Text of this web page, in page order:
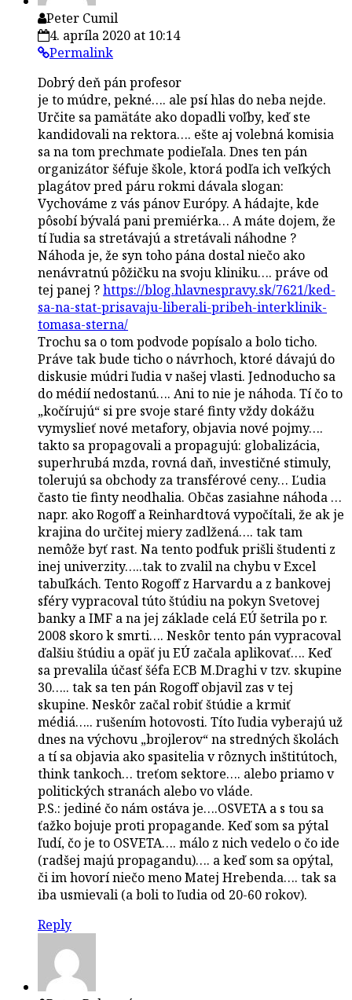
Peter Cumil
4. apríla 2020 at 10:14
Permalink
Dobrý deň pán profesor
je to múdre, pekné…. ale psí hlas do neba nejde.
Určite sa pamätáte ako dopadli voľby, keď ste
kandidovali na rektora…. ešte aj volebná komisia
sa na tom prechmate podieľala. Dnes ten pán
organizátor šéfuje škole, ktorá podľa ich veľkých
plagátov pred páru rokmi dávala slogan:
Vychováme z vás pánov Európy. A hádajte, kde
pôsobí bývalá pani premiérka… A máte dojem, že
tí ľudia sa stretávajú a stretávali náhodne ?
Náhoda je, že syn toho pána dostal niečo ako
nenávratnú pôžičku na svoju kliniku…. práve od
tej panej ?https://blog.hlavnespravy.sk/7621/ked-
sa-na-stat-prisavaju-liberali-pribeh-interklinik-
tomasa-sterna/
Trochu sa o tom podvode popísalo a bolo ticho.
Práve tak bude ticho o návrhoch, ktoré dávajú do
diskusie múdri ľudia v našej vlasti. Jednoducho sa
do médií nedostanú…. Ani to nie je náhoda. Tí čo to
„kočírujú“ si pre svoje staré finty vždy dokážu
vymyslieť nové metafory, objavia nové pojmy….
takto sa propagovali a propagujú: globalizácia,
superhrubá mzda, rovná daň, investičné stimuly,
tolerujú sa obchody za transférové ceny… Ľudia
často tie finty neodhalia. Občas zasiahne náhoda …
napr. ako Rogoff a Reinhardtová vypočítali, že ak je
krajina do určitej miery zadlžená…. tak tam
nemôže byť rast. Na tento podfuk prišli študenti z
inej univerzity…..tak to zvalil na chybu v Excel
tabuľkách. Tento Rogoff z Harvardu a z bankovej
sféry vypracoval túto štúdiu na pokyn Svetovej
banky a IMF a na jej základe celá EÚ šetrila po r.
2008 skoro k smrti…. Neskôr tento pán vypracoval
ďalšiu štúdiu a opäť ju EÚ začala aplikovať…. Keď
sa prevalila účasť šéfa ECB M.Draghi v tzv. skupine
30….. tak sa ten pán Rogoff objavil zas v tej
skupine. Neskôr začal robiť štúdie a krmiť
médiá….. rušením hotovosti. Títo ľudia vyberajú už
dnes na výchovu „brojlerov“ na stredných školách
a tí sa objavia ako spasitelia v rôznych inštitútoch,
think tankoch… treťom sektore…. alebo priamo v
politických stranách alebo vo vláde.
P.S.: jediné čo nám ostáva je….OSVETA a s tou sa
ťažko bojuje proti propagande. Keď som sa pýtal
ľudí, čo je to OSVETA…. málo z nich vedelo o čo ide
(radšej majú propagandu)…. a keď som sa opýtal,
či im hovorí niečo meno Matej Hrebenda…. tak sa
iba usmievali (a boli to ľudia od 20-60 rokov).
Reply